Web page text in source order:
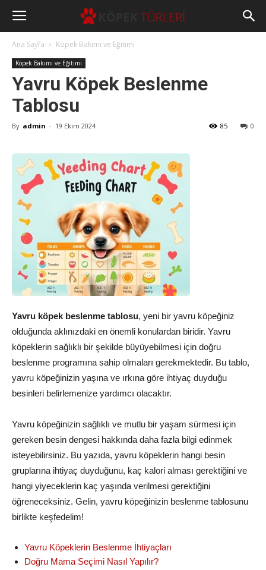
Ana Sayfa Köpek Bakımı ve Eğitimi
Köpek Bakımı ve Eğitimi
Yavru Köpek Beslenme
Tablosu
By admin - 19 Ekim 2024 0
85
Yavru köpek beslenme tablosu, yeni bir yavru köpeğiniz
olduğunda aklınızdaki en önemli konulardan biridir. Yavru
köpeklerin sağlıklı bir şekilde büyüyebilmesi için doğru
beslenme programına sahip olmaları gerekmektedir. Bu tablo,
yavru köpeğinizin yaşına ve ırkına göre ihtiyaç duyduğu
besinleri belirlemenize yardımcı olacaktır.
Yavru köpeğinizin sağlıklı ve mutlu bir yaşam sürmesi için
gereken besin dengesi hakkında daha fazla bilgi edinmek
isteyebilirsiniz. Bu yazıda, yavru köpeklerin hangi besin
gruplarına ihtiyaç duyduğunu, kaç kalori alması gerektiğini ve
hangi yiyeceklerin kaç yaşında verilmesi gerektiğini
öğreneceksiniz. Gelin, yavru köpeğinizin beslenme tablosunu
birlikte keşfedelim!
Yavru Köpeklerin Beslenme İhtiyaçları
Doğru Mama Seçimi Nasıl Yapılır?